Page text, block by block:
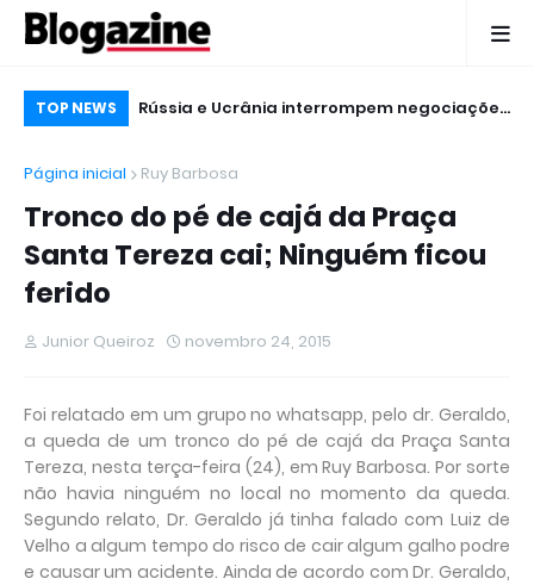
TOP NEWS
os esportes Rússia e Ucrânia interrompem negociações
Página inicial Ruy Barbosa
Tronco do pé de cajá da Praça
Santa Tereza cai; Ninguém ficou
ferido
Junior Queiroz novembro 24, 2015
Foi relatado em um grupo no whatsapp, pelo dr. Geraldo,
a queda de um tronco do pé de cajá da Praça Santa
Tereza, nesta terça-feira (24), em Ruy Barbosa. Por sorte
não havia ninguém no local no momento da queda.
Segundo relato, Dr. Geraldo já tinha falado com Luiz de
Velho a algum tempo do risco de cair algum galho podre
e causar um acidente. Ainda de acordo com Dr. Geraldo,